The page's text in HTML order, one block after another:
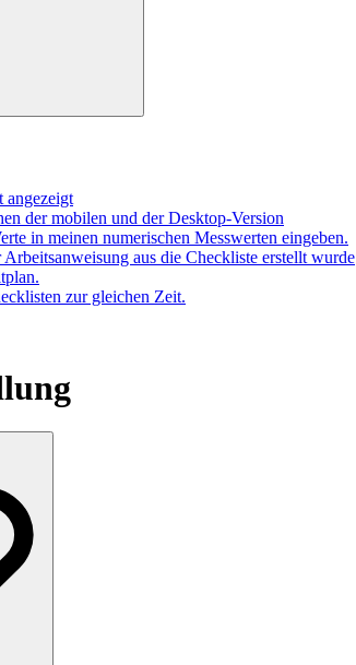
angezeigt
der mobilen und der Desktop-Version
in meinen numerischen Messwerten eingeben.
aus die Checkliste erstellt wurde
zur gleichen Zeit.